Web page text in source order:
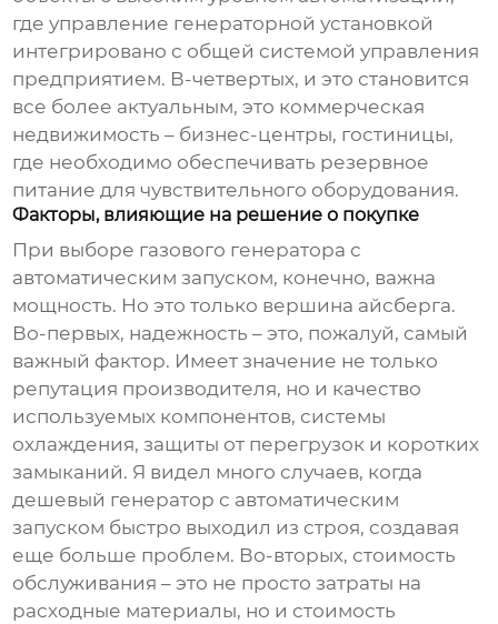
где управление генераторной установкой
интегрировано с общей системой управления
предприятием. В-четвертых, и это становится
все более актуальным, это коммерческая
недвижимость – бизнес-центры, гостиницы,
где необходимо обеспечивать резервное
питание для чувствительного оборудования.
Факторы, влияющие на решение о покупке
При выборе газового генератора с
автоматическим запуском, конечно, важна
мощность. Но это только вершина айсберга.
Во-первых, надежность – это, пожалуй, самый
важный фактор. Имеет значение не только
репутация производителя, но и качество
используемых компонентов, системы
охлаждения, защиты от перегрузок и коротких
замыканий. Я видел много случаев, когда
дешевый генератор с автоматическим
запуском быстро выходил из строя, создавая
еще больше проблем. Во-вторых, стоимость
обслуживания – это не просто затраты на
расходные материалы, но и стоимость